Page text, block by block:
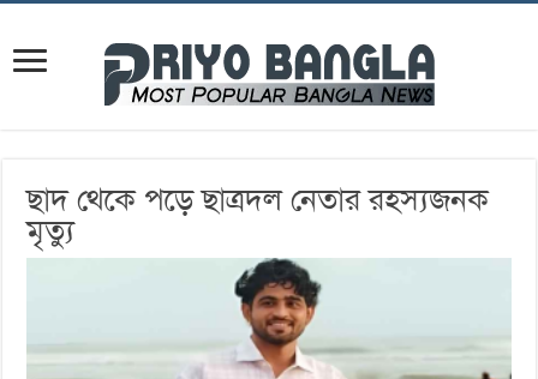
ছাদ থেকে পড়ে ছাত্রদল নেতার রহস্যজনক
মৃত্যু